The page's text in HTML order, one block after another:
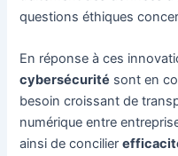
questions éthiques
En réponse à ces
cybersécurité sont en
besoin croissant de
numérique entre
ainsi de concilier